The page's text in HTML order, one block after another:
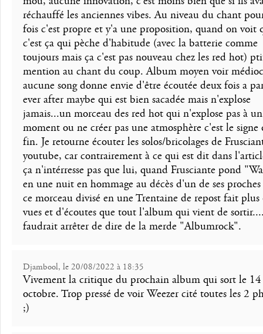
réchauffé les anciennes vibes. Au niveau du chant
fois c'est propre et y'a une proposition, quand on voit
c'est ça qui pèche d'habitude (avec la batterie comme
toujours mais ça c'est pas nouveau chez les red hot)
mention au chant du coup. Album moyen voir
aucune song donne envie d'être écoutée deux fois a
ever after maybe qui est bien sacadée mais n'explose
jamais...un morceau des red hot qui n'explose pas à un
moment ou ne créer pas une atmosphère c'est le signe
fin. Je retourne écouter les solos/bricolages de
youtube, car contrairement à ce qui est dit dans
ça n'intérresse pas que lui, quand Frusciante pond
en une nuit en hommage au décès d'un de ses
ce morceau divisé en une Trentaine de repost fait plus
vues et d'écoutes que tout l'album qui vient de
faudrait arrêter de dire de la merde "Albumrock".
Djambool, le 20/08/2022 à 18:35
Vivement la critique du prochain album qui sort le 14
octobre. Trop pressé de voir Weezer cité toutes les 2
;)